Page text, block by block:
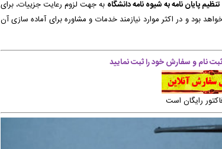
تنظیم پایان نامه به شیوه نامه دانشگاه به جهت لزوم رعایت جزییات، برای
بود و در اکثر موارد نیازمند خدمات و مشاوره برای آماده سازی آن
نام و سفارش خود را ثبت نمایید
رایگان است